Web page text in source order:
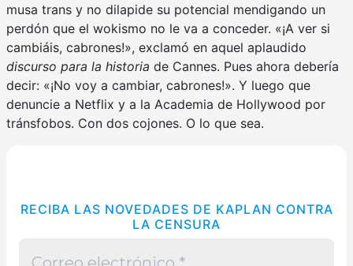
musa trans y no dilapide su potencial mendigando un
perdón que el wokismo no le va a conceder. «¡A ver si
cambiáis, cabrones!», exclamó en aquel aplaudido
discurso para la historia de Cannes. Pues ahora debería
decir: «¡No voy a cambiar, cabrones!». Y luego que
denuncie a Netflix y a la Academia de Hollywood por
tránsfobos. Con dos cojones. O lo que sea.
RECIBA LAS NOVEDADES DE KAPLAN CONTRA
LA CENSURA